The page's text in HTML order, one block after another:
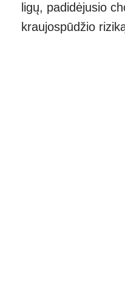
ligų, padidėjusio
kraujospūdžio